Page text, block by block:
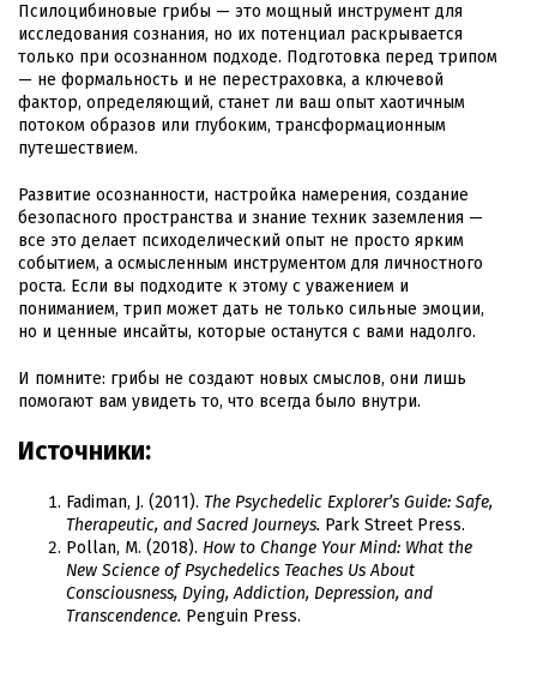
Псилоцибиновые грибы — это мощный инструмент для
исследования сознания, но их потенциал раскрывается
только при осознанном подходе. Подготовка перед трипом
— не формальность и не перестраховка, а ключевой
фактор, определяющий, станет ли ваш опыт хаотичным
потоком образов или глубоким, трансформационным
путешествием.
Развитие осознанности, настройка намерения, создание
безопасного пространства и знание техник заземления —
все это делает психоделический опыт не просто ярким
событием, а осмысленным инструментом для личностного
роста. Если вы подходите к этому с уважением и
пониманием, трип может дать не только сильные эмоции,
но и ценные инсайты, которые останутся с вами надолго.
И помните: грибы не создают новых смыслов, они лишь
помогают вам увидеть то, что всегда было внутри.
Источники:
Fadiman, J. (2011). The Psychedelic Explorer’s Guide: Safe,
Therapeutic, and Sacred Journeys. Park Street Press.
Pollan, M. (2018). How to Change Your Mind: What the
New Science of Psychedelics Teaches Us About
Consciousness, Dying, Addiction, Depression, and
Transcendence. Penguin Press.